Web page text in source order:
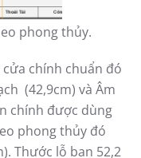
phong thủy.
chính chuẩn đó
(42,9cm) và Âm
chính được dùng
phong thủy đó
Thước lỗ ban 52,2